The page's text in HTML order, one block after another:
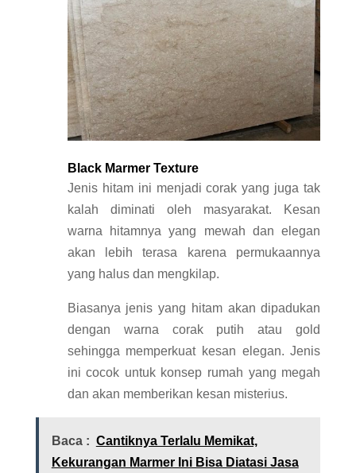
Black Marmer Texture
Jenis hitam ini menjadi corak yang juga tak
kalah diminati oleh masyarakat. Kesan
warna hitamnya yang mewah dan elegan
akan lebih terasa karena permukaannya
yang halus dan mengkilap.
Biasanya jenis yang hitam akan dipadukan
dengan warna corak putih atau gold
sehingga memperkuat kesan elegan. Jenis
ini cocok untuk konsep rumah yang megah
dan akan memberikan kesan misterius.
Baca : Cantiknya Terlalu Memikat,
Kekurangan Marmer Ini Bisa Diatasi Jasa